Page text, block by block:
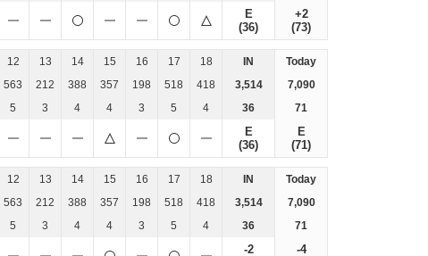
E
(36)
+2
(73)
12 13 14 15 16 17 18 IN
Today
563 212 388 357 198 518 418 3,514
7,090
5 3 4 4 3 5 4 36 71
E
(36)
E
(71)
12 13 14 15 16 17 18 IN
Today
563 212 388 357 198 518 418 3,514
7,090
5 3 4 4 3 5 4 36 71
-2
-4